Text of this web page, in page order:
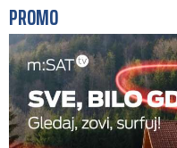
PROMO